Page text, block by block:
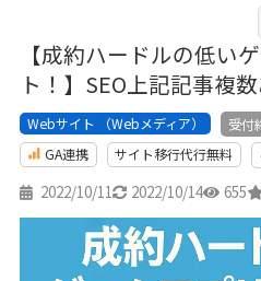
【成約ハードルの低い
ト！】SEO上記記事複数
Webサイト （Webメディア） 受付
GA連携
サイト移行代行無料
2022/10/11 2022/10/14 655